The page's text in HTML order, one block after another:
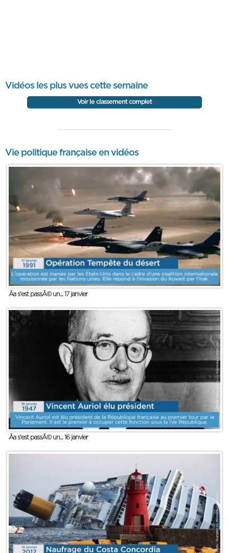
Vidéos les plus vues cette semaine
Voir le classement complet
Vie politique française en vidéos
Ãa s'est passÃ© un... 17 janvier
Ãa s'est passÃ© un... 16 janvier